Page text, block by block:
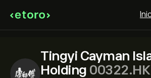
Tingyi Cayman
Holding 00322.HK